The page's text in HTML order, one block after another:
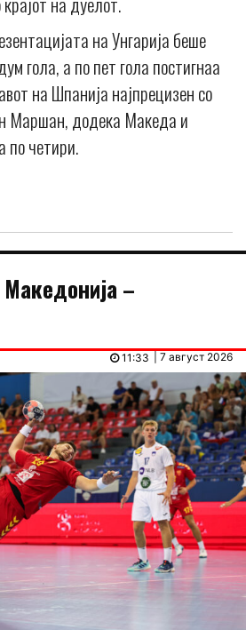
на Унгарија беше
гола, а по пет гола постигнаа
на Шпанија најпрецизен со
Маршан, додека Македа и
по четири.
Македонија –
| 7 август 2026
11:33